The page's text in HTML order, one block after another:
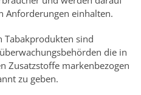
Anforderungen einhalten.
sind
die in
Zusatzstoffe markenbezogen
zu geben.